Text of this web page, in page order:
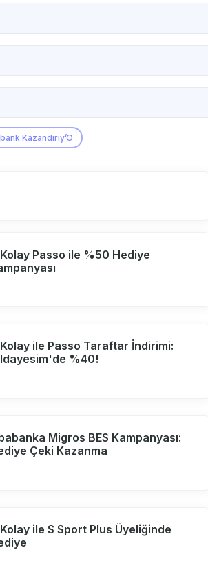
Kazandırıy’O
Passo ile %50 Hediye
ile Passo Taraftar İndirimi:
%40!
Migros BES Kampanyası:
Çeki Kazanma
ile S Sport Plus Üyeliğinde